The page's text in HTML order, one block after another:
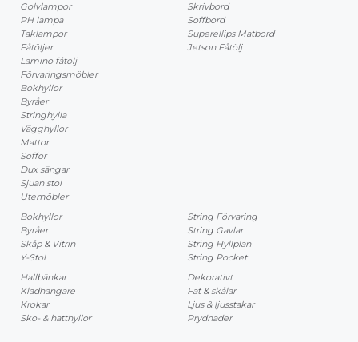
Golvlampor
PH lampa
Taklampor
Fåtöljer
Lamino fåtölj
Förvaringsmöbler
Bokhyllor
Byråer
Stringhylla
Vägghyllor
Mattor
Soffor
Dux sängar
Sjuan stol
Utemöbler
Skrivbord
Soffbord
Superellips Matbord
Jetson Fåtölj
Bokhyllor
Byråer
Skåp & Vitrin
Y-Stol
String Förvaring
String Gavlar
String Hyllplan
String Pocket
Hallbänkar
Klädhängare
Krokar
Sko- & hatthyllor
Dekorativt
Fat & skålar
Ljus & ljusstakar
Prydnader